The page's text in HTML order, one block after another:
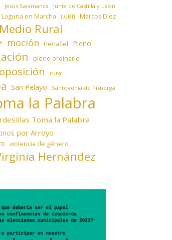
Jesús Salamanca Junta de Castilla y León
Laguna en Marcha LGBTI Marcos Díez
Medio Rural
moción Peñafiel Pleno
pleno ordinario
rural
San Pelayo Santovenia de Pisuerga
la Palabra
Toma la Palabra
por Arroyo
violencia de género
Hernández